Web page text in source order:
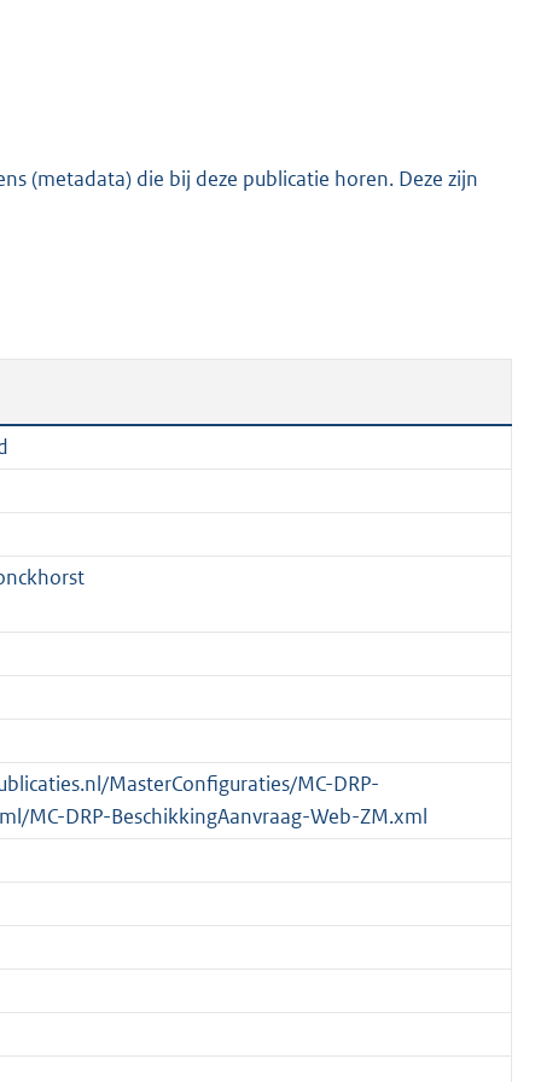
K
(metadata) die bij deze publicatie horen. Deze zijn
MasterConfiguraties/MC-DRP-
MC-DRP-BeschikkingAanvraag-Web-ZM.xml